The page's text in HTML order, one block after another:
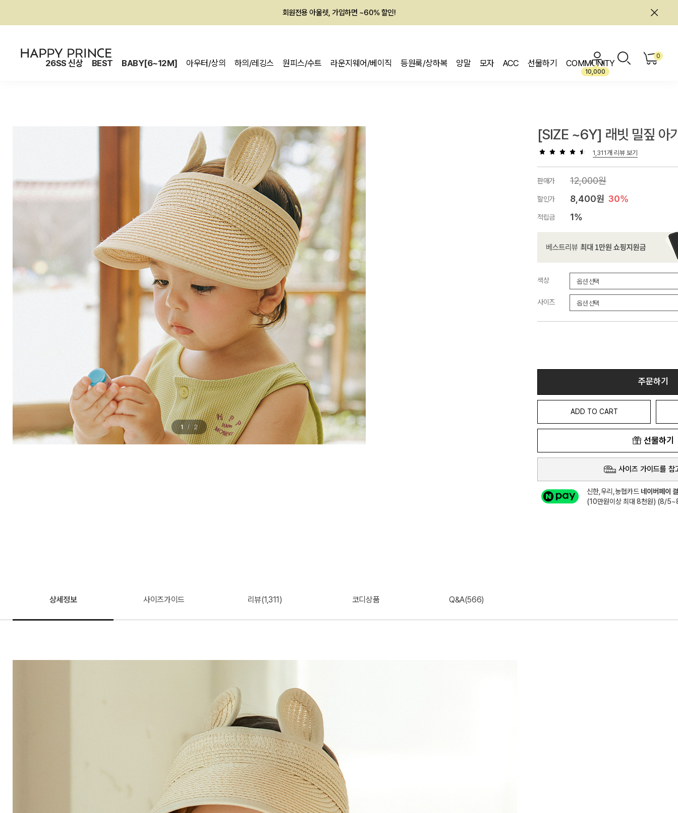
회원전용 아울렛, 가입하면 ~60% 할인!
26SS 신상 BEST BABY[6~12M] 아우터/상의 하의/레깅스 원피스/수트 라운지웨어/베이직 등원룩/상하복 양말 모자 ACC 선물하기 COMMUNITY
10,000
0
1 / 2
[SIZE ~6Y] 래빗 밀짚 아
1,311개 리뷰 보기
판매가 12,000원
할인가 8,400원 30%
적립금 1%
색상
사이즈
주문하기
ADD TO CART
선물하기
사이즈 가이드를 참
신한,우리,농협카드 네이버페이
(10만원이상 최대 8천원) (8/
상세정보 사이즈가이드 리뷰(1,311) 코디상품 Q&A(566)